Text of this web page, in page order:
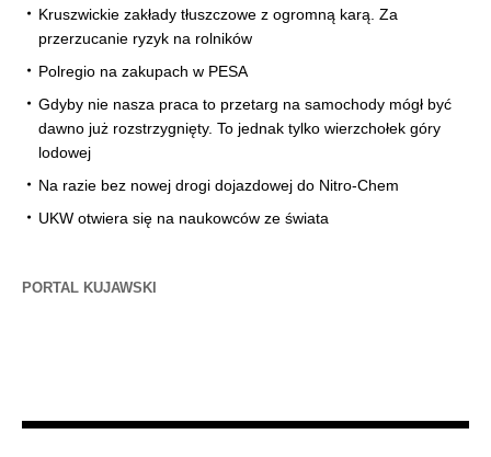
Kruszwickie zakłady tłuszczowe z ogromną karą. Za
przerzucanie ryzyk na rolników
Polregio na zakupach w PESA
Gdyby nie nasza praca to przetarg na samochody mógł być
dawno już rozstrzygnięty. To jednak tylko wierzchołek góry
lodowej
Na razie bez nowej drogi dojazdowej do Nitro-Chem
UKW otwiera się na naukowców ze świata
PORTAL KUJAWSKI